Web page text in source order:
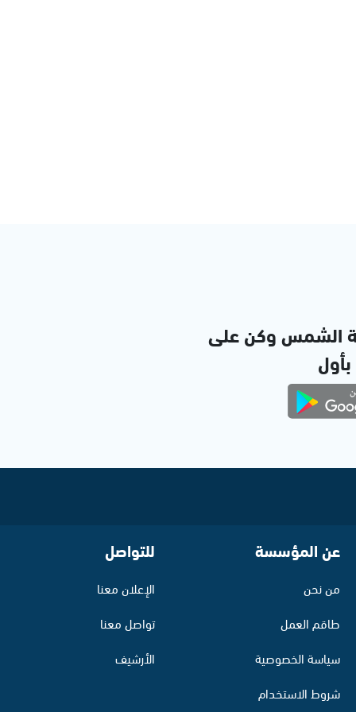
الشمس وكن على
بأول
عن المؤسسة
من نحن
طاقم العمل
سياسة الخصوصية
شروط الاستخدام
للتواصل
الإعلان معنا
تواصل معنا
الأرشيف